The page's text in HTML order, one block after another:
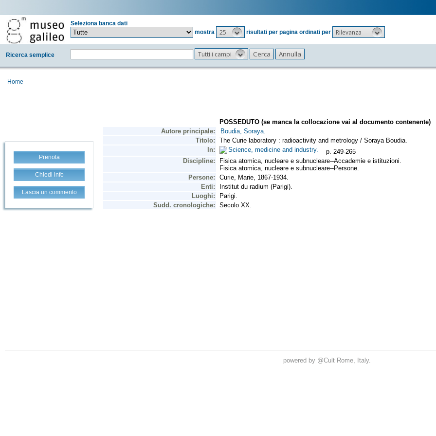
Seleziona banca dati
mostra
25 risultati per pagina ordinati per Rilevanza
Ricerca semplice Tutti i campi
Home
Prenota
Chiedi info
Lascia un commento
powered by @Cult Rome, Italy.